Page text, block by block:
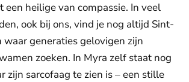
een heilige van compassie. In veel
ook bij ons, vind je nog altijd Sint-
waar generaties gelovigen zijn
zoeken. In Myra zelf staat nog
zijn sarcofaag te zien is – een stille